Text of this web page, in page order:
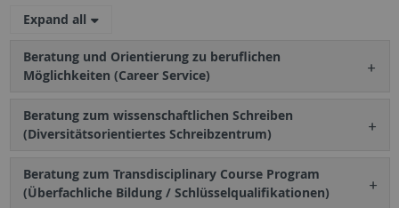
Expand all
Beratung und Orientierung zu beruflichen
Möglichkeiten (Career Service)
Beratung zum wissenschaftlichen Schreiben
(Diversitätsorientiertes Schreibzentrum)
Beratung zum Transdisciplinary Course Program
(Überfachliche Bildung / Schlüsselqualifikationen)